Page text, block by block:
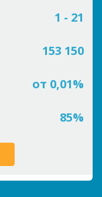
1 - 21
153 150
от 0,01%
85%